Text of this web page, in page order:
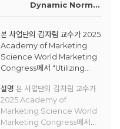
Dynamic Norms
to Promote
al Behaviors:
The Moderating
Role of
Consideration
of Future
Consequences
본 사업단의 김자림 교수가 2025
Academy of Marketing
Science World Marketing
Congress에서 "Utilizing
Promote
ProEnvironmental
Behaviors: The
Moderating Role of
설명 본 사업단의 김자림 교수가
2025 Academy of
Marketing Science World
Marketing Congress에서